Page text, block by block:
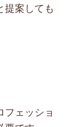
案しても
ェッショ